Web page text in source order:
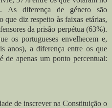
As diferença de género são
que diz respeito às faixas etárias,
da prisão perpétua (63%).
os portugueses envelhecem e,
anos), a diferença entre os que
de apenas um ponto percentual:
de inscrever na Constituição o